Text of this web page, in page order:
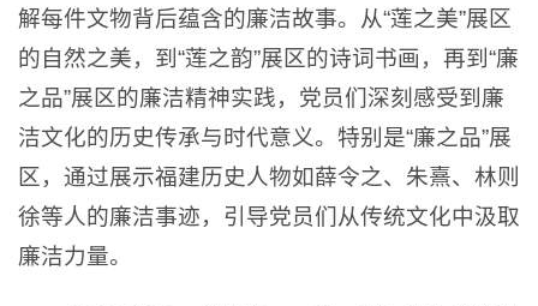
解每件文物背后蕴含的廉洁故事。从“莲之美”展区
的自然之美，到“莲之韵”展区的诗词书画，再到“廉
之品”展区的廉洁精神实践，党员们深刻感受到廉
洁文化的历史传承与时代意义。特别是“廉之品”展
区，通过展示福建历史人物如薛令之、朱熹、林则
徐等人的廉洁事迹，引导党员们从传统文化中汲取
廉洁力量。